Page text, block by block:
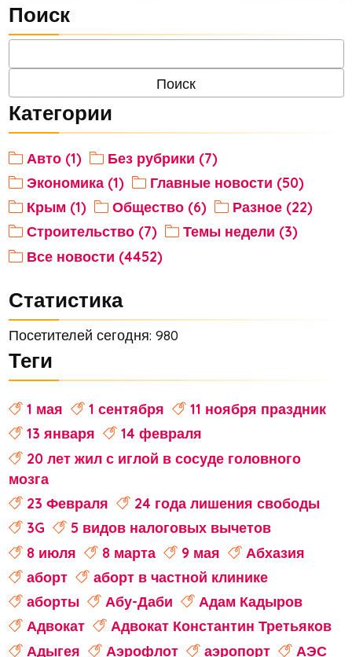
Поиск
Категории
Авто (1)
Без рубрики (7)
Экономика (1)
Главные новости (50)
Крым (1)
Общество (6)
Разное (22)
Строительство (7)
Темы недели (3)
Все новости (4452)
Статистика
Посетителей сегодня: 980
Теги
1 мая 1 сентября
11 ноября праздник
13 января
14 февраля
20 лет жил с иглой в сосуде головного
мозга
23 Февраля
24 года лишения свободы
3G
5 видов налоговых вычетов
8 июля
8 марта 9 мая
Абхазия
аборт
аборт в частной клинике
аборты
Абу-Даби
Адам Кадыров
Адвокат
Адвокат Константин Третьяков
Адыгея
Аэрофлот аэропорт АЭС